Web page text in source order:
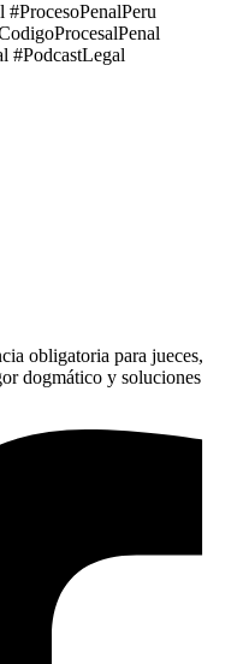
#PodcastLegal
obligatoria para jueces,
dogmático y soluciones